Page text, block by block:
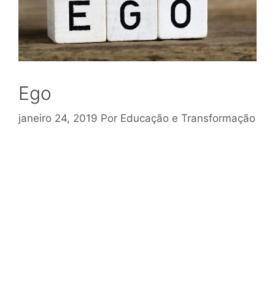
Ego
janeiro 24, 2019 Por Educação e Transformação